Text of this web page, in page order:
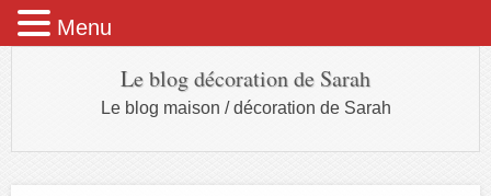
Le blog décoration de Sarah
Le blog maison / décoration de Sarah
Menu